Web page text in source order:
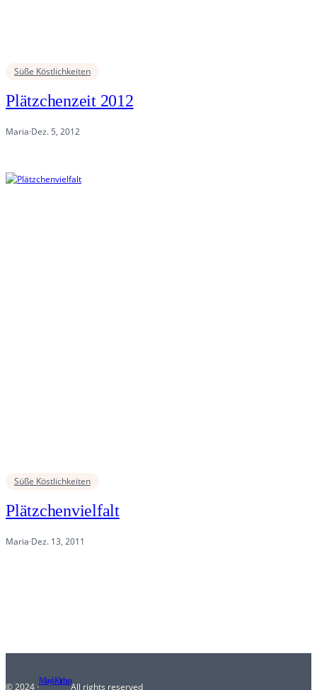
Süße Köstlichkeiten
Plätzchenzeit 2012
Maria·Dez. 5, 2012
Süße Köstlichkeiten
Plätzchenvielfalt
Maria·Dez. 13, 2011
© 2024 ·Mary's KitchenAll rights reserved